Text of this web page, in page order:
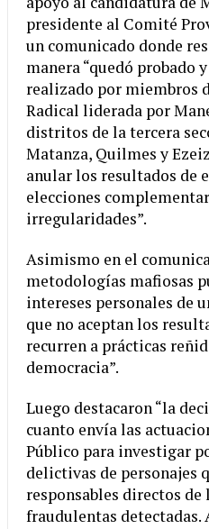
presidente al Comité
un comunicado donde
manera “quedó probado
realizado por miembros
Radical liderada por
distritos de la tercera
Matanza, Quilmes y
anular los resultados de
elecciones
irregularidades”.
Asimismo en el
metodologías mafiosas
intereses personales de
que no aceptan los
recurren a prácticas
democracia”.
Luego destacaron “la
cuanto envía las
Público para investigar
delictivas de personajes
responsables directos de
fraudulentas